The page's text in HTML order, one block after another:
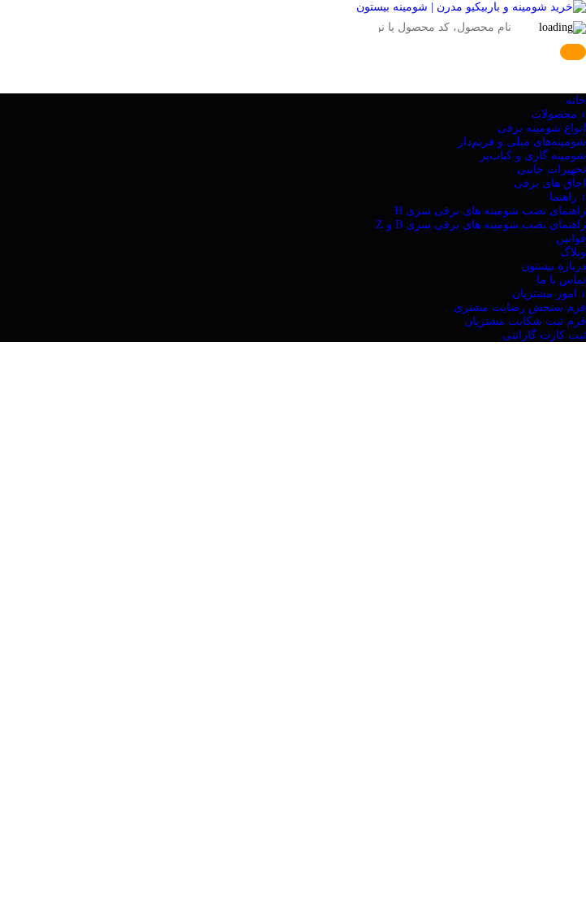
خانه
↓ محصولات
انواع شومینه برقی
شومینه‌های مبلی و فریم‌دار
شومینه گازی و کباب‌پز
تجهیزات جانبی
اجاق های برقی
↓ راهنما
راهنمای نصب شومینه های برقی سری H
راهنمای نصب شومینه های برقی سری B و Z
قوانین
وبلاگ
درباره بیستون
تماس با ما
↓ امور مشتریان
فرم سنجش رضایت مشتری
فرم ثبت شکایت مشتریان
ثبت کارت گارانتی